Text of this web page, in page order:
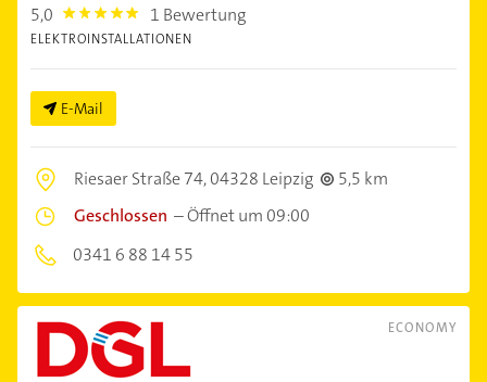
5,0 5.0 1 Bewertung
ELEKTROINSTALLATIONEN
E-Mail
Riesaer Straße 74,04328 Leipzig
5,5 km
Geschlossen –Öffnet um 09:00
0341 6 88 14 55
ECONOMY